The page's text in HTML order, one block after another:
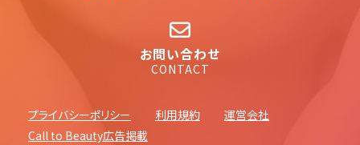
お問い合わせ
CONTACT
プライバシーポリシー 利用規約
運営会社
Call to Beauty広告掲載